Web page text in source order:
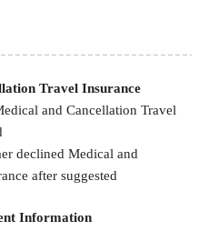
Travel Insurance
and Cancellation Travel
declined Medical and
after suggested
Information